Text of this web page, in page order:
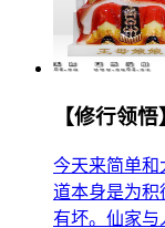
【修行领悟
今天来简单和
道本身是为积
有坏。仙家与